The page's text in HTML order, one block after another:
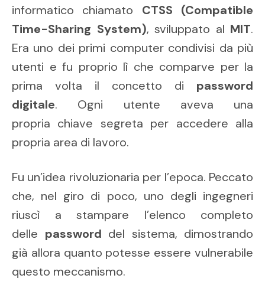
informatico chiamato CTSS (Compatible
Time-Sharing System), sviluppato al MIT.
Era uno dei primi computer condivisi da più
utenti e fu proprio lì che comparve per la
prima volta il concetto di password
digitale. Ogni utente aveva una
propria chiave segreta per accedere alla
propria area di lavoro.
Fu un’idea rivoluzionaria per l’epoca. Peccato
che, nel giro di poco, uno degli ingegneri
riuscì a stampare l’elenco completo
delle password del sistema, dimostrando
già allora quanto potesse essere vulnerabile
questo meccanismo.